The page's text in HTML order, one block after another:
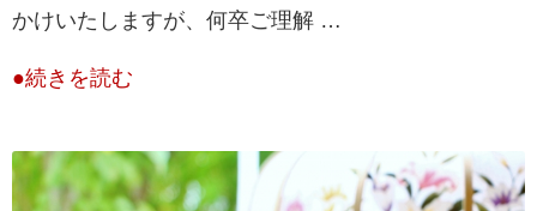
かけいたしますが、何卒ご理解 …
●続きを読む